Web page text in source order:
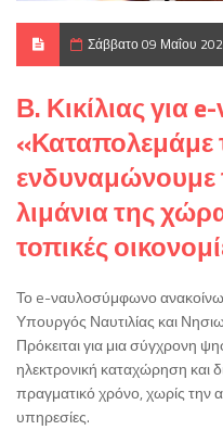
Σάββατο 09 Μαΐου
Β. Κικίλιας για
«Καταπολεμάμε
ενδυναμώνουμε
λιμάνια της
τοπικές
Το e-ναυλοσύμφωνο
Υπουργός Ναυτιλίας και
Πρόκειται για μια σύγχρονη
ηλεκτρονική καταχώρηση και
πραγματικό χρόνο, χωρίς την
υπηρεσίες.